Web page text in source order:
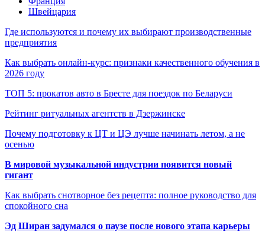
Швейцария
Где используются и почему их выбирают производственные
предприятия
Как выбрать онлайн-курс: признаки качественного обучения в
2026 году
ТОП 5: прокатов авто в Бресте для поездок по Беларуси
Рейтинг ритуальных агентств в Дзержинске
Почему подготовку к ЦТ и ЦЭ лучше начинать летом, а не
осенью
В мировой музыкальной индустрии появится новый
гигант
Как выбрать снотворное без рецепта: полное руководство для
спокойного сна
Эд Ширан задумался о паузе после нового этапа карьеры